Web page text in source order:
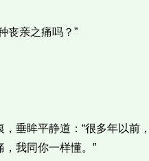
亲之痛吗？”
眸平静道：“很多年以前
我同你一样懂。”